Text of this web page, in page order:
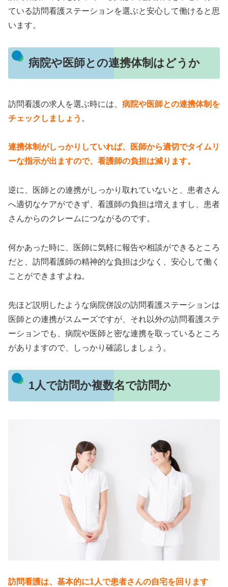
ている訪問看護ステーションを選ぶと安心して働けると思
います。
病院や医師との連携体制はどうか
訪問看護の求人を選ぶ時には、 病院や医師との連携体制を
チェックしましょう 。
連携体制がしっかりしていれば、医師から適切でタイムリ
ーな指示が出ますので、看護師の負担は減ります。
逆に、医師との連携がしっかり取れていないと、患者さん
へ適切なケアができず、看護師の負担は増えますし、患者
さんからのクレームにつながるのです。
何かあった時に、医師に気軽に報告や相談ができるところ
だと、訪問看護師の精神的な負担は少なく、安心して働く
ことができますよね。
先ほど説明したような病院併設の訪問看護ステーションは
医師との連携がスムーズですが、それ以外の訪問看護ステ
ーションでも、病院や医師と密な連携を取っているところ
がありますので、しっかり確認しましょう。
1人で訪問か複数名で訪問か
訪問看護は、基本的に1人で患者さんの自宅を回ります